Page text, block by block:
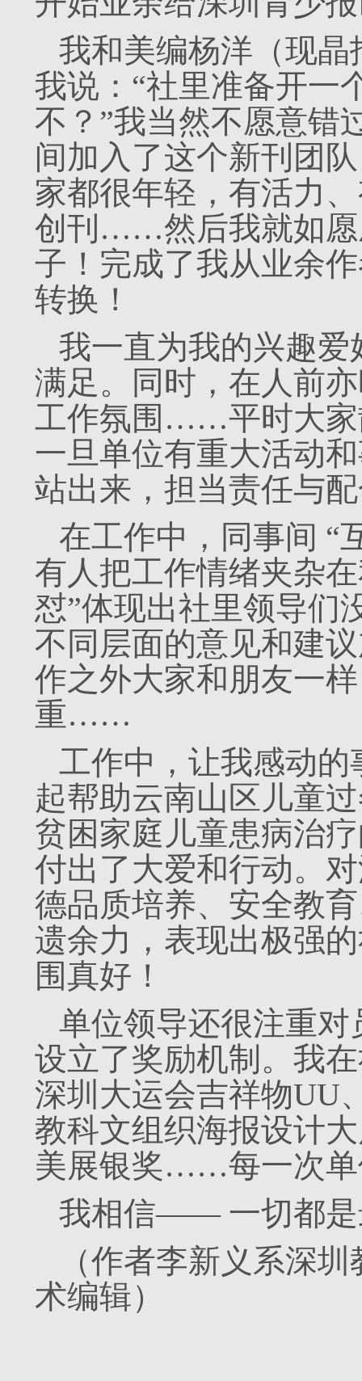
我和美编杨洋（现
我说：“社里准备开一
不？”我当然不愿意错
间加入了这个新刊团
家都很年轻，有活力
创刊……然后我就如愿
子！完成了我从业余
转换！
我一直为我的兴趣
满足。同时，在人前
工作氛围……平时大家
一旦单位有重大活动
站出来，担当责任与
在工作中，同事间 “
有人把工作情绪夹杂
怼”体现出社里领导们
不同层面的意见和建
作之外大家和朋友一
重……
工作中，让我感动
起帮助云南山区儿童
贫困家庭儿童患病治
付出了大爱和行动。
德品质培养、安全教
遗余力，表现出极强
围真好！
单位领导还很注重
设立了奖励机制。我
深圳大运会吉祥物UU
教科文组织海报设计
美展银奖……每一次单
我相信—— 一切都是
（作者李新义系深
术编辑）